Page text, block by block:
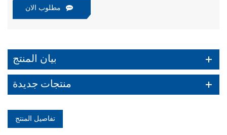
مطلوب الان
بيان المنتج
منتجات جديدة
تفاصيل المنتج